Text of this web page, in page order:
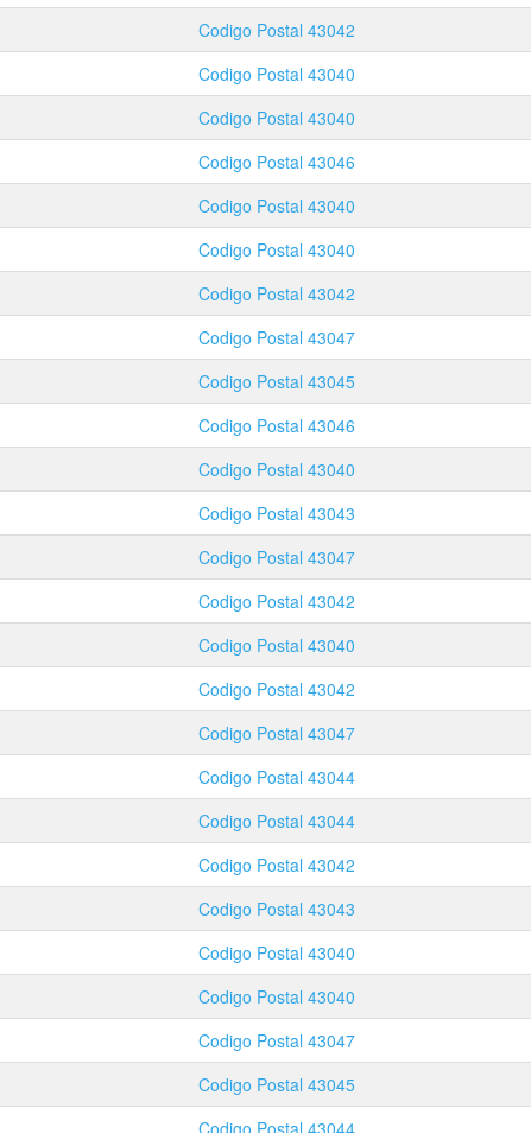
Codigo Postal 43042
Codigo Postal 43040
Codigo Postal 43040
Codigo Postal 43046
Codigo Postal 43040
Codigo Postal 43040
Codigo Postal 43042
Codigo Postal 43047
Codigo Postal 43045
Codigo Postal 43046
Codigo Postal 43040
Codigo Postal 43043
Codigo Postal 43047
Codigo Postal 43042
Codigo Postal 43040
Codigo Postal 43042
Codigo Postal 43047
Codigo Postal 43044
Codigo Postal 43044
Codigo Postal 43042
Codigo Postal 43043
Codigo Postal 43040
Codigo Postal 43040
Codigo Postal 43047
Codigo Postal 43045